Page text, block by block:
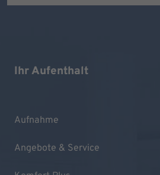
Ihr Aufenthalt
Aufnahme
Angebote & Service